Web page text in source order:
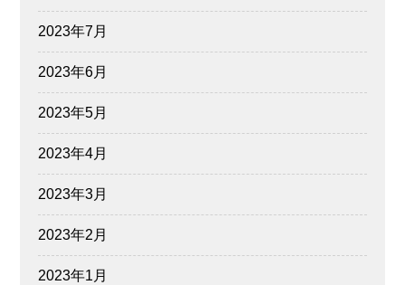
2023年7月
2023年6月
2023年5月
2023年4月
2023年3月
2023年2月
2023年1月